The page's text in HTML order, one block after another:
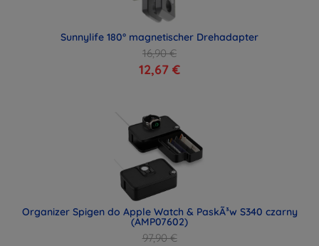
Sunnylife 180° magnetischer Drehadapter
16,90 €
12,67 €
Organizer Spigen do Apple Watch & PaskÃ³w S340 czarny
(AMP07602)
97,90 €